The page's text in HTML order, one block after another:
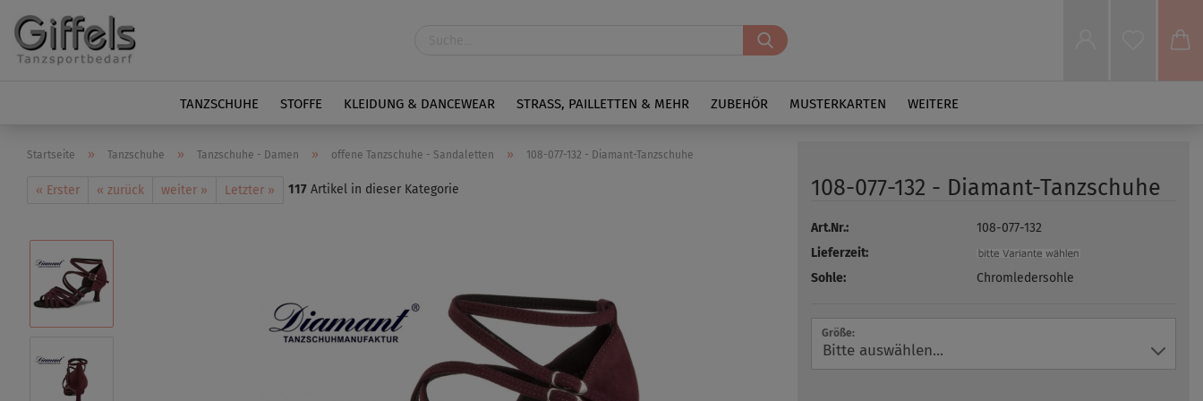
TANZSCHUHE STOFFE KLEIDUNG & DANCEWEAR STRASS, PAILLETTEN & MEHR ZUBEHÖR MUSTERKARTEN WEITERE
Startseite » Tanzschuhe » Tanzschuhe - Damen » offene Tanzschuhe - Sandaletten » 108-077-132 - Diamant-Tanzschuhe
« Erster « zurück weiter » Letzter » 117 Artikel in dieser Kategorie 108-077-132 - Diamant-Tanzschuhe
Art.Nr.:
108-077-132
Lieferzeit:
Sohle:
Chromledersohle
Größe: